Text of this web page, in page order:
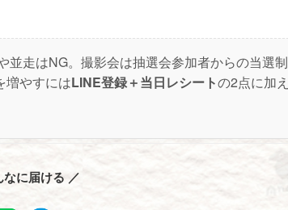
走はNG。撮影会は抽選会参加者からの当選制
増やすにはLINE登録＋当日レシートの2点に加え
に届ける ／